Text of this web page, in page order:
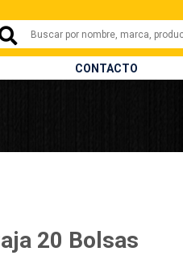
CONTACTO
20 Bolsas